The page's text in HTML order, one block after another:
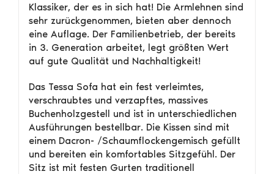
Klassiker, der es in sich hat! Die Armlehnen sind
sehr zurückgenommen, bieten aber dennoch
eine Auflage. Der Familienbetrieb, der bereits
in 3. Generation arbeitet, legt größten Wert
auf gute Qualität und Nachhaltigkeit!
Das Tessa Sofa hat ein fest verleimtes,
verschraubtes und verzapftes, massives
Buchenholzgestell und ist in unterschiedlichen
Ausführungen bestellbar. Die Kissen sind mit
einem Dacron- /Schaumflockengemisch gefüllt
und bereiten ein komfortables Sitzgefühl. Der
Sitz ist mit festen Gurten traditionell